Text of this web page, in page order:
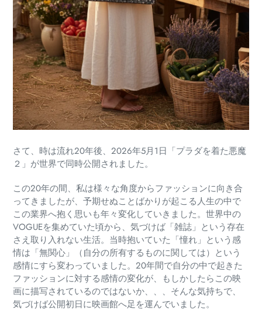
さて、時は流れ20年後、2026年5月1日「プラダを着た悪魔
２」が世界で同時公開されました。
この20年の間、私は様々な角度からファッションに向き合
ってきましたが、予期せぬことばかりが起こる人生の中で
この業界へ抱く思いも年々変化していきました。世界中の
VOGUEを集めていた頃から、気づけば「雑誌」という存在
さえ取り入れない生活。当時抱いていた「憧れ」という感
情は「無関心」（自分の所有するものに関しては）という
感情にすら変わっていました。20年間で自分の中で起きた
ファッションに対する感情の変化が、もしかしたらこの映
画に描写されているのではないか、、、そんな気持ちで、
気づけば公開初日に映画館へ足を運んでいました。